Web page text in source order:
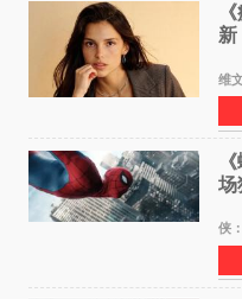
新
中
维
年
特
还
场
4
侠
美
此
万